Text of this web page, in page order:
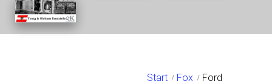
Start Fox Ford